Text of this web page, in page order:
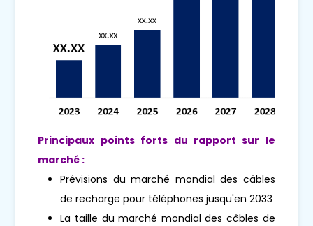
Principaux points forts du rapport sur le
marché :
Prévisions du marché mondial des câbles
de recharge pour téléphones jusqu'en 2033
La taille du marché mondial des câbles de